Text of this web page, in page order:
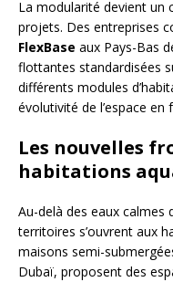
La modularité devient un
projets. Des entreprises
FlexBase aux Pays-Bas
flottantes standardisées
différents modules
évolutivité de l’espace
Les nouvelles
habitations
Au-delà des eaux calmes
territoires s’ouvrent aux
maisons semi-
Dubaï, proposent des